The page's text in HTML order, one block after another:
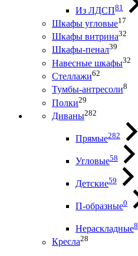
Из ЛДСП81
Шкафы угловые17
Шкафы витрина32
Шкафы-пенал39
Навесные шкафы32
Стеллажи62
Тумбы-антресоли8
Полки29
Диваны282
Прямые282
Угловые58
Детские59
П-образные0
Нераскладные8
Кресла28